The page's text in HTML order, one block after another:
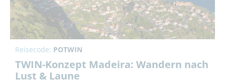
Reisecode: POTWIN
TWIN-Konzept Madeira: Wandern nach
Lust & Laune